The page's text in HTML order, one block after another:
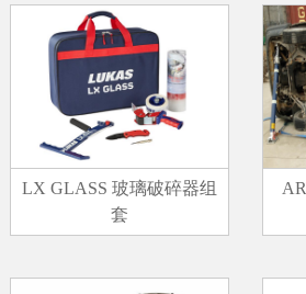
LX GLASS 玻璃破碎器组
套